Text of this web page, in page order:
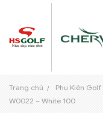
THƯƠNG HIỆU
Trang chủ Phụ Kiện Golf
W0022 – White 100